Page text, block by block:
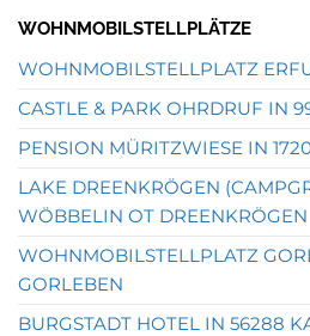
WOHNMOBILSTELLPLÄTZE
WOHNMOBILSTELLPLATZ
CASTLE & PARK OHRDRUF IN
PENSION MÜRITZWIESE IN
LAKE DREENKRÖGEN
WÖBBELIN OT DREENKRÖGEN
WOHNMOBILSTELLPLATZ
GORLEBEN
BURGSTADT HOTEL IN 56288